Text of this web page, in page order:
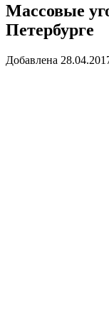
Массовые
Петербурге
Добавлена